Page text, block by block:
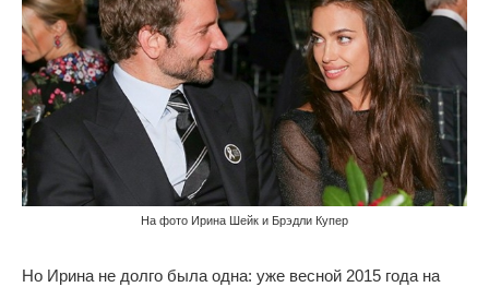
На фото Ирина Шейк и Брэдли Купер
Но Ирина не долго была одна: уже весной 2015 года на